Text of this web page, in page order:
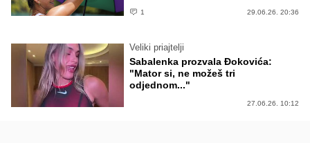
1 29.06.26. 20:36
Veliki priajtelji
Sabalenka prozvala Đokovića:
"Mator si, ne možeš tri
odjednom..."
27.06.26. 10:12